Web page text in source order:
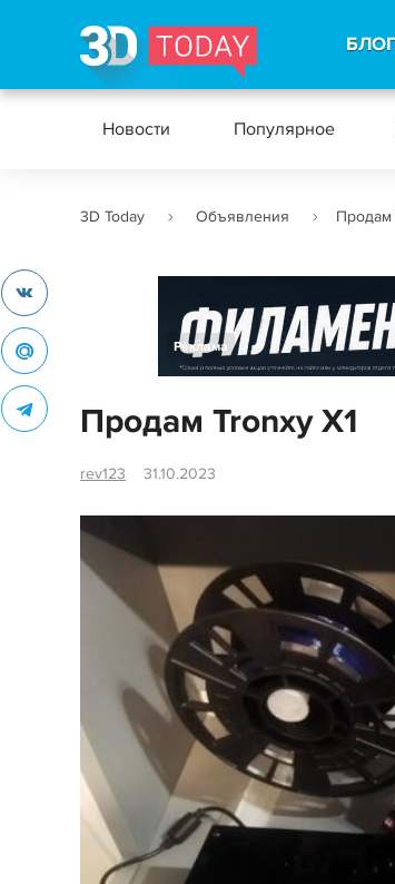
Новости Популярное
3D Today Объявления Продам
Реклама
Продам Tronxy X1
rev123 31.10.2023